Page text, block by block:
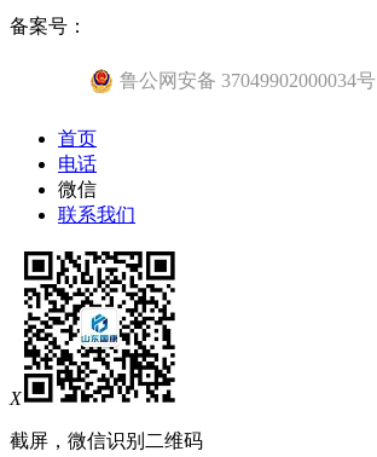
备案号：
鲁公网安备 37049902000034号
首页
电话
微信
联系我们
X
截屏，微信识别二维码